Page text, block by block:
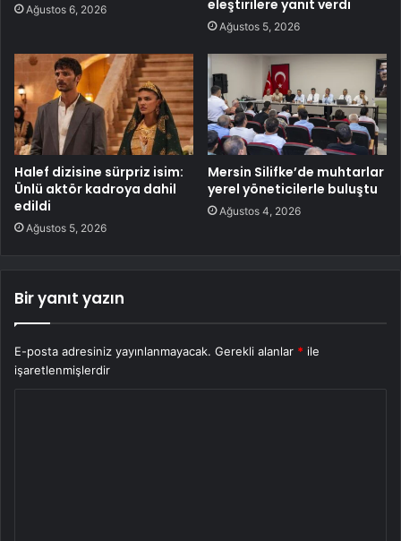
Ağustos 6, 2026 eleştirilere yanıt verdi
Ağustos 5, 2026
Halef dizisine sürpriz isim:
Ünlü aktör kadroya dahil
edildi
Ağustos 5, 2026
Mersin Silifke’de muhtarlar
yerel yöneticilerle buluştu
Ağustos 4, 2026
Bir yanıt yazın
E-posta adresiniz yayınlanmayacak. Gerekli alanlar * ile
işaretlenmişlerdir